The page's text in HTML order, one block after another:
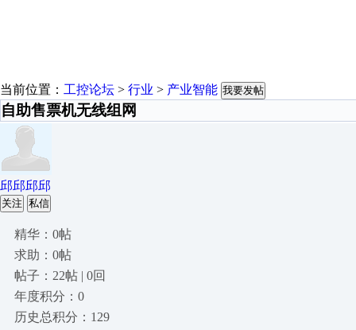
当前位置： 工控论坛 > 行业 > 产业智能 我要发帖
自助售票机无线组网
邱邱邱邱
关注 私信
精华：0帖
求助：0帖
帖子：22帖 | 0回
年度积分：0
历史总积分：129